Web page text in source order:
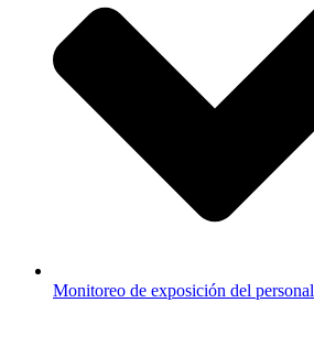
Monitoreo de exposición del personal